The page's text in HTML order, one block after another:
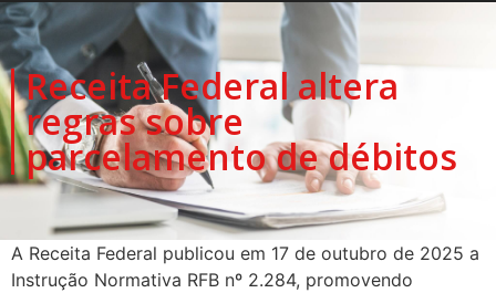
Receita Federal altera
regras sobre
parcelamento de débitos
A Receita Federal publicou em 17 de outubro de 2025 a
Instrução Normativa RFB nº 2.284, promovendo